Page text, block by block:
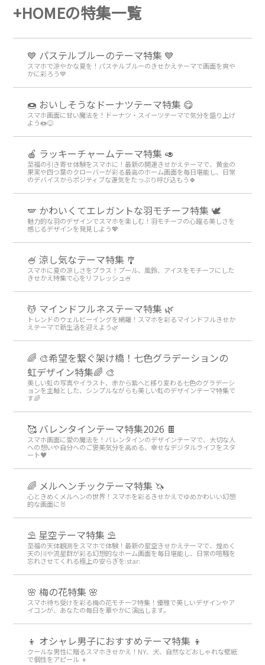
+HOMEの特集一覧
💙 パステルブルーのテーマ特集 💙
スマホで涼やかな夏を！パステルブルーのきせかえテーマで画面を爽や
かに彩ろう💙
🍩 おいしそうなドーナツテーマ特集 😋
スマホ画面に甘い魔法を！ドーナツ・スイーツテーマで気分を盛り上げ
よう🍩😋
🍎 ラッキーチャームテーマ特集 🥑
至福の引き寄せ体験をスマホに！最新の開運きせかえテーマで、黄金の
果実や四つ葉のクローバーが彩る最高のホーム画面を毎日堪能し、日常
のデバイスからポジティブな運気をたっぷり呼び込もう🍀
🪽 かわいくてエレガントな羽モチーフ特集 🕊️
魅力的な羽のデザインでスマホを楽しむ！羽モチーフの心躍る美しさを
感じるデザインを発見しよう💖
🍧 涼し気なテーマ特集 🎐
スマホに夏の涼しさをプラス！プール、風鈴、アイスをモチーフにした
きせかえ特集で心をリフレッシュ🍧
💆 マインドフルネステーマ特集 🌿
トレンドのウェルビーイングを網羅！スマホを彩るマインドフルきせか
えテーマで新生活を迎えよう🌿
🌈 🎨希望を繋ぐ架け橋！七色グラデーションの
虹デザイン特集🌈 🎨
美しい虹の写真やイラスト、赤から紫へと移り変わる七色のグラデーシ
ョンを主軸とした、シンプルながらも美しい虹のデザインテーマ特集で
す🌈
🥰 バレンタインテーマ特集2026 🍫
スマホ画面に愛の魔法を！バレンタインのデザインテーマで、大切な人
への想いや自分へのご褒美気分を高める、幸せなデジタルライフをスタ
ート♥️
🌈 メルヘンチックテーマ特集 🦄
心ときめくメルヘンの世界！スマホを彩るきせかえでゆめかわいい幻想
的な画面に🐰
⛱️ 星空テーマ特集 ⛱️
至福の天体観測をスマホで体験！最新の星空きせかえテーマで、煌めく
天の川や流星群が彩る幻想的なホーム画面を毎日堪能し、日常の喧騒を
忘れさせてくれる極上の安らぎを:star:️
🌸 梅の花特集 🌸
スマホ待ち受けを彩る梅の花モチーフ特集！優雅で美しいデザインやア
イコンが、あなたの毎日を華やかに演出します。
👦 オシャレ男子におすすめテーマ特集 👦
クールな男性に贈るスマホきせかえ！NY、犬、自然などおしゃれな壁紙
で個性をアピール 👦